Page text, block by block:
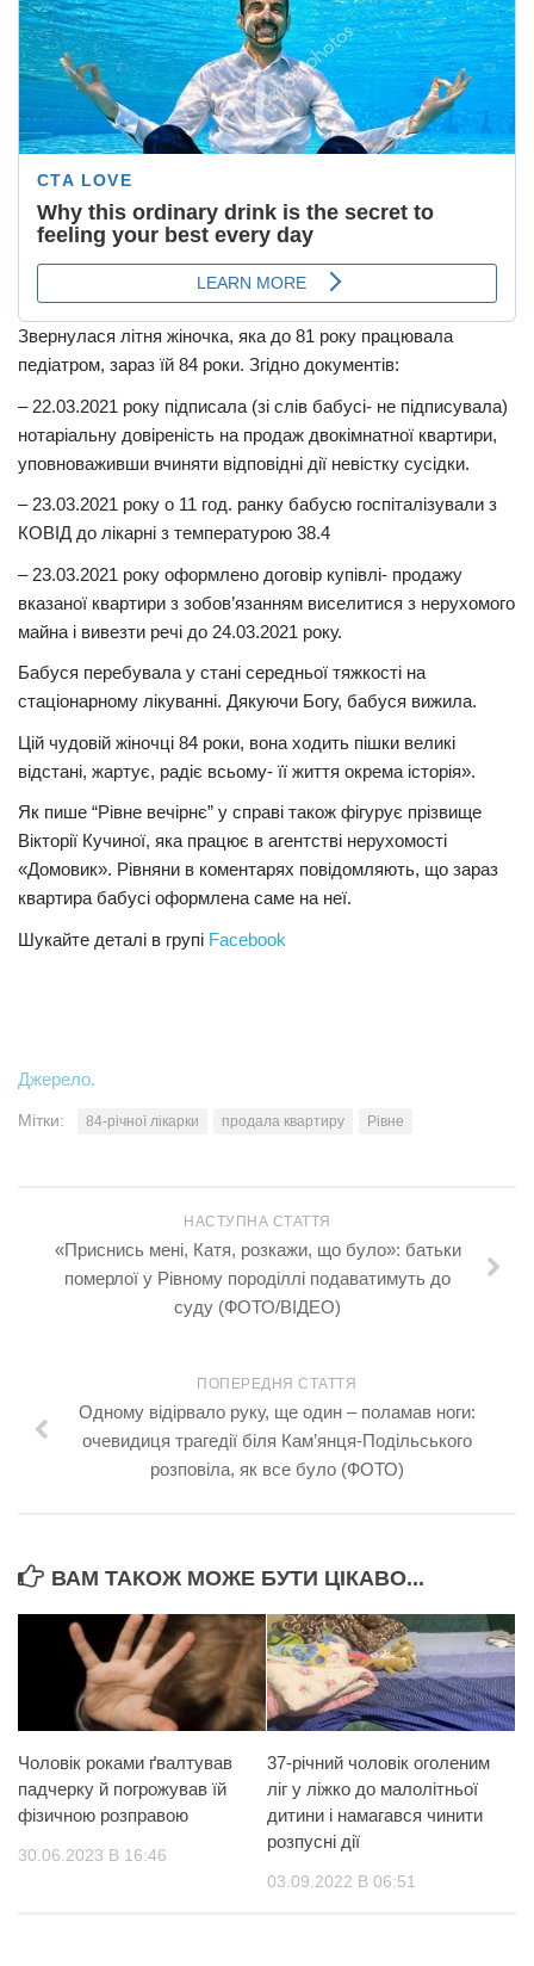
Звернулася літня жіночка, яка до 81 року працювала
педіатром, зараз їй 84 роки. Згідно документів:
– 22.03.2021 року підписала (зі слів бабусі- не підписувала)
нотаріальну довіреність на продаж двокімнатної квартири,
уповноваживши вчиняти відповідні дії невістку сусідки.
– 23.03.2021 року о 11 год. ранку бабусю госпіталізували з
КОВІД до лікарні з температурою 38.4
– 23.03.2021 року оформлено договір купівлі- продажу
вказаної квартири з зобов’язанням виселитися з нерухомого
майна і вивезти речі до 24.03.2021 року.
Бабуся перебувала у стані середньої тяжкості на
стаціонарному лікуванні. Дякуючи Богу, бабуся вижила.
Цій чудовій жіночці 84 роки, вона ходить пішки великі
відстані, жартує, радіє всьому- її життя окрема історія».
Як пише “Рівне вечірнє” у справі також фігурує прізвище
Вікторії Кучиної, яка працює в агентстві нерухомості
«Домовик». Рівняни в коментарях повідомляють, що зараз
квартира бабусі оформлена саме на неї.
Шукайте деталі в групі Facebook
Джерело.
Мітки: 84-річної лікарки продала квартиру Рівне
НАСТУПНА СТАТТЯ
«Приснись мені, Катя, розкажи, що було»: батьки
померлої у Рівному породіллі подаватимуть до
суду (ФОТО/ВІДЕО)
ПОПЕРЕДНЯ СТАТТЯ
Одному відірвало руку, ще один – поламав ноги:
очевидиця трагедії біля Кам’янця-Подільського
розповіла, як все було (ФОТО)
ВАМ ТАКОЖ МОЖЕ БУТИ ЦІКАВО...
Чоловік роками ґвалтував
падчерку й погрожував їй
фізичною розправою
30.06.2023 В 16:46
37-річний чоловік оголеним
ліг у ліжко до малолітньої
дитини і намагався чинити
розпусні дії
03.09.2022 В 06:51